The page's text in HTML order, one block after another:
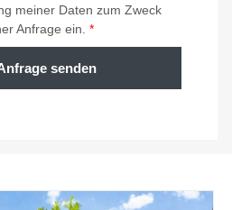
meiner Daten zum Zweck
Anfrage ein. *
senden